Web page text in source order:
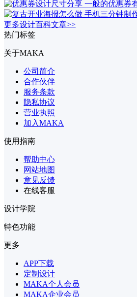
更多设计百科文章>>
热门标签
关于MAKA
公司简介
合作伙伴
服务条款
隐私协议
营业执照
加入MAKA
使用指南
帮助中心
网站地图
意见反馈
在线客服
设计学院
特色功能
更多
APP下载
定制设计
MAKA个人会员
MAKA企业会员